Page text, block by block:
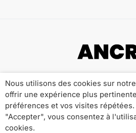
Qui sommes-nous ?
Mentions Légales
Politique
Nous utilisons des cookies sur
offrir une expérience plus
préférences et vos visites
"Accepter", vous consentez à
cookies.